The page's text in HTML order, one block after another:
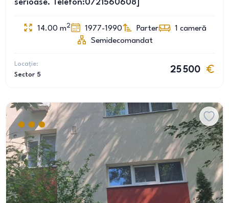
serioase. Telefon:0721560608]
14.00 m2 1977-1990 Parter 1 cameră
Semidecomandat
Locație:
Sector 5
25 500